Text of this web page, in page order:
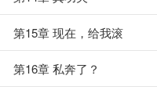
第15章 现在，给我滚
第16章 私奔了？